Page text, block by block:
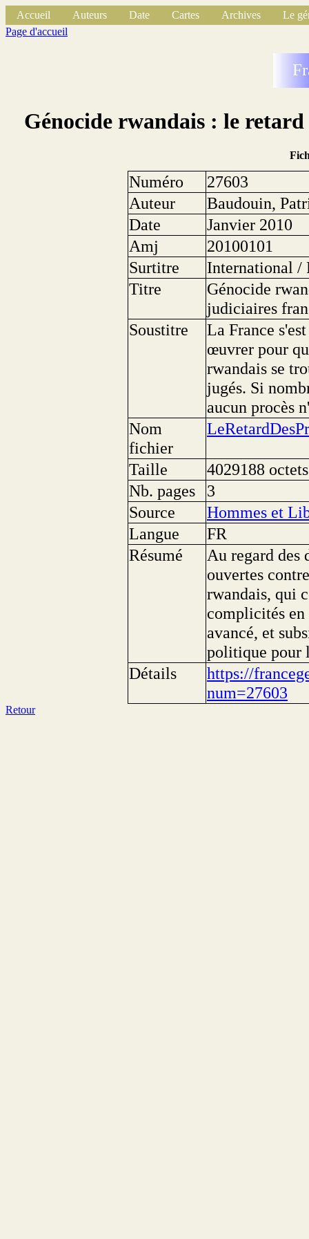
Accueil Auteurs Date Cartes Archives
Le
Page d'accueil
Génocide rwandais : le
Numéro
27603
Auteur
Baudouin,
Date
Janvier 2010
Amj
20100101
Surtitre
International /
Titre
Génocide
judiciaires
Soustitre
La France
œuvrer pour
rwandais se
jugés. Si
aucun procès
Nom
fichier
Taille
4029188 octets
Nb. pages
3
Source
Hommes et
Langue
FR
Résumé
Au regard des
ouvertes
rwandais, qui
complicités en
avancé, et
politique pour
Détails
https://
num=27603
Retour